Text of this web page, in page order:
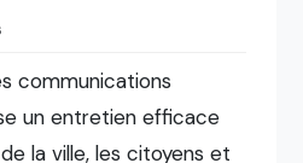
communications
un entretien efficace
la ville, les citoyens et